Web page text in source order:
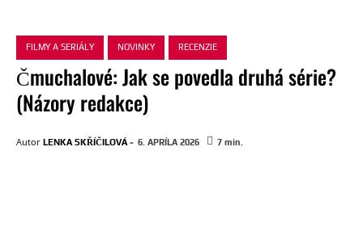
FILMY A SERIÁLY NOVINKY RECENZIE
Čmuchalové: Jak se povedla druhá série?
(Názory redakce)
Autor LENKA SKŘÍČILOVÁ - 6. APRÍLA 2026 7 min.